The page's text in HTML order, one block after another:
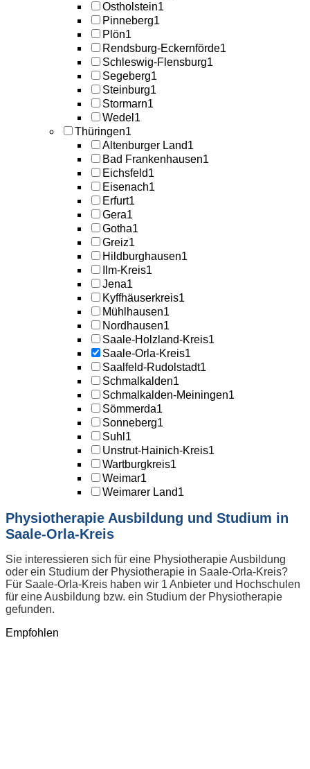
Ostholstein1
Pinneberg1
Plön1
Rendsburg-Eckernförde1
Schleswig-Flensburg1
Segeberg1
Steinburg1
Stormarn1
Wedel 1
Thüringen1
Altenburger Land1
Bad Frankenhausen1
Eichsfeld1
Eisenach1
Erfurt1
Gera1
Gotha1
Greiz1
Hildburghausen1
Ilm-Kreis1
Jena1
Kyffhäuserkreis1
Mühlhausen1
Nordhausen1
Saale-Holzland-Kreis1
Saale-Orla-Kreis1
Saalfeld-Rudolstadt1
Schmalkalden1
Schmalkalden-Meiningen1
Sömmerda1
Sonneberg1
Suhl 1
Unstrut-Hainich-Kreis1
Wartburgkreis1
Weimar1
Weimarer Land1
Physiotherapie Ausbildung und Studium in
Saale-Orla-Kreis
Sie interessieren sich für eine Physiotherapie Ausbildung
oder ein Studium der Physiotherapie in Saale-Orla-Kreis?
Für Saale-Orla-Kreis haben wir 1 Anbieter und Hochschulen
für eine Ausbildung bzw. ein Studium der Physiotherapie
gefunden.
Empfohlen